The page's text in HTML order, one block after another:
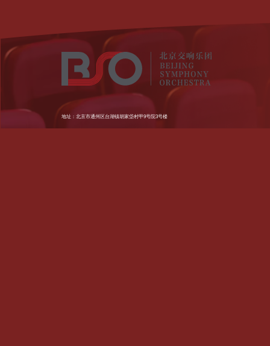
地址：北京市通州区台湖镇胡家垈村甲9号院3号楼